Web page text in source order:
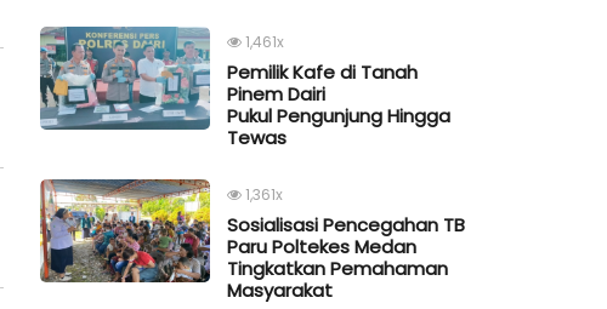
1,461x
Pemilik Kafe di Tanah
Pinem Dairi
Pukul Pengunjung Hingga
Tewas
1,361x
Sosialisasi Pencegahan TB
Paru Poltekes Medan
Tingkatkan Pemahaman
Masyarakat